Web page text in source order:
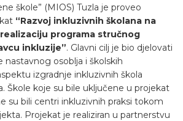
škole” (MIOS) Tuzla je proveo
“Razvoj inkluzivnih školana na
programa stručnog
inkluzije”. Glavni cilj je bio djelovati
nastavnog osoblja i školskih
izgradnje inkluzivnih škola
Škole koje su bile uključene u projekat
su bili centri inkluzivnih praksi tokom
Projekat je realiziran u partnerstvu